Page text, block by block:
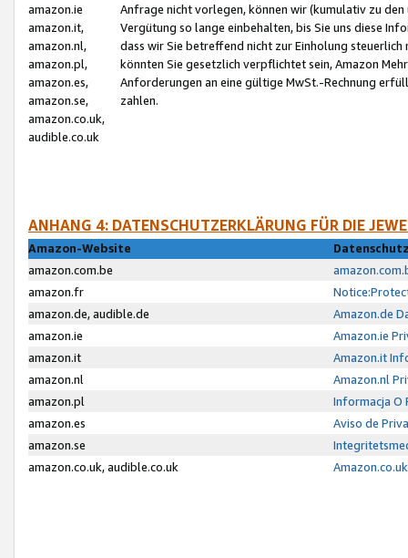
amazon.ie
amazon.it,
amazon.nl,
amazon.pl,
amazon.es,
amazon.se,
amazon.co.uk,
audible.co.uk
Anfrage nicht vorlegen, können wir (kumulativ zu
Vergütung so lange einbehalten, bis Sie uns diese
dass wir Sie betreffend nicht zur Einholung
könnten Sie gesetzlich verpflichtet sein, Amazon
Anforderungen an eine gültige MwSt.-Rechnung
zahlen.
ANHANG 4: DATENSCHUTZERKLÄRUNG FÜR DIE
Amazon-Website
amazon.com.be
amazon.fr
amazon.de, audible.de
Amazon.de
amazon.ie
Amazon.ie
amazon.it
Amazon.it
amazon.nl
Amazon.nl
amazon.pl
Informacja O
amazon.es
Aviso de
amazon.se
amazon.co.uk, audible.co.uk